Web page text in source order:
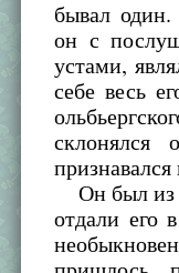
бывал один.
он с
устами,
себе весь
признавался
Он был из
отдали его